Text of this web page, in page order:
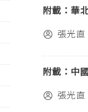
附載：華
張光直
附載：中
張光直